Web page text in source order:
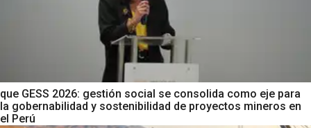
que GESS 2026: gestión social se consolida como eje para
la gobernabilidad y sostenibilidad de proyectos mineros en
el Perú